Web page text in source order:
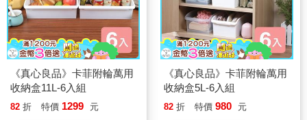
《真心良品》卡菲附輪萬用
收納盒11L-6入組
82 折 特價 1299 元
《真心良品》卡菲附輪萬用
收納盒5L-6入組
82 折 特價 980 元